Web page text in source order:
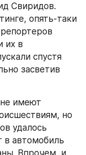
Свиридов.
опять-таки
их в
спустя
засветив
имеют
но
удалось
в автомобиль
Впрочем, и